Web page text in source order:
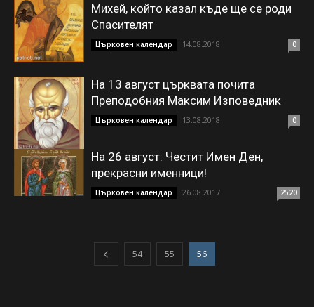
Михей, който казал къде ще се роди
Спасителят
Църковен календар 14.08.2018 0
На 13 август църквата почита
Преподобния Максим Изповедник
Църковен календар 13.08.2018 0
На 26 август: Честит Имен Ден,
прекрасни именници!
Църковен календар 26.08.2017 2520
54 55 56